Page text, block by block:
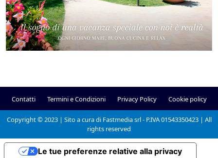
Contatti Termini e Condizioni Privacy Policy Cookie policy
Copyright © 2023 | Sito a cura di Fastmedia srl - P.IVA 01543350423 | All
rights reserved
Le tue preferenze relative alla privacy